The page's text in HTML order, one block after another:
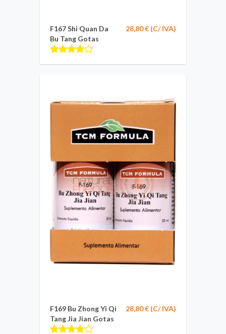
28,80 € (C/ IVA)
F167 Shi Quan Da
Bu Tang Gotas
28,80 € (C/ IVA)
F169 Bu Zhong Yi Qi
Tang Jia Jian Gotas